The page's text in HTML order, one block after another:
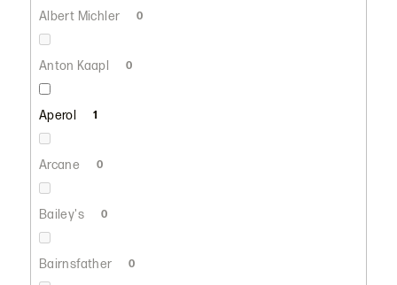
Albert Michler 0
Anton Kaapl 0
Aperol 1
Arcane 0
Bailey's 0
Bairnsfather 0